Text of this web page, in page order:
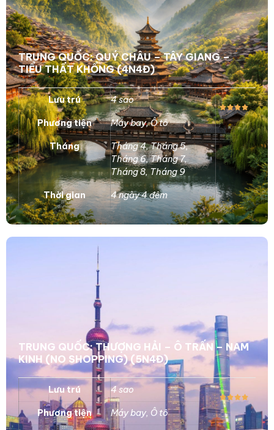
TRUNG QUỐC: QUÝ CHÂU – TÂY GIANG –
TIỂU THẤT KHỔNG (4N4Đ)
Lưu trú 4 sao
Phương tiện Máy bay,Ô tô
Tháng Tháng 4,Tháng 5,
Tháng 6,Tháng 7,
Tháng 8,Tháng 9
Thời gian 4 ngày 4 đêm
TRUNG QUỐC: THƯỢNG HẢI – Ô TRẤN – NAM
KINH (NO SHOPPING) (5N4Đ)
Lưu trú 4 sao
Phương tiện Máy bay, Ô tô